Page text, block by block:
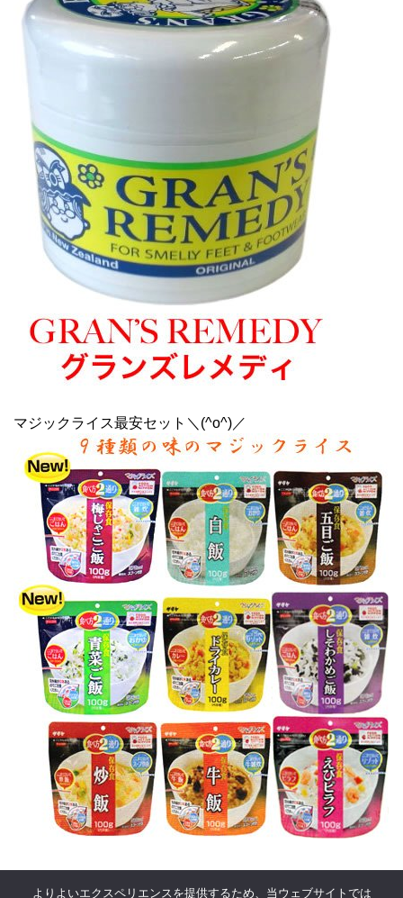
マジックライス最安セット＼(^o^)／
よりよいエクスペリエンスを提供するため、当ウェブサイトでは